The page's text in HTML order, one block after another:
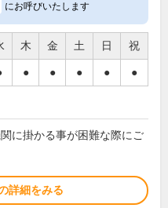
にお呼びいたします
木 金 土 日 祝
● ● ● ● ●
に掛かる事が困難な際にご
詳細をみる